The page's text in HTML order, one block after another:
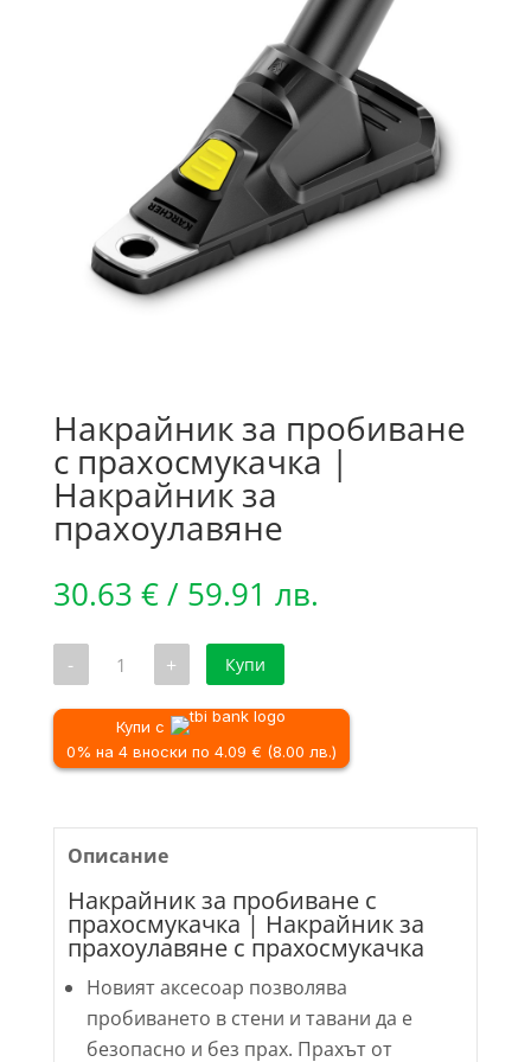
Накрайник за пробиване
с прахосмукачка |
Накрайник за
прахоулавяне
30.63 €/ 59.91 лв.
- количество
Накрайник
за
пробиване
с
прахосмукачка
за
+ Купи
Купи с
0% на 4 вноски по 4.09 € (8.00 лв.)
Описание
Накрайник за пробиване с
прахосмукачка | Накрайник за
прахоулавяне с прахосмукачка
Новият аксесоар позволява
пробиването в стени и тавани да е
безопасно и без прах. Прахът от